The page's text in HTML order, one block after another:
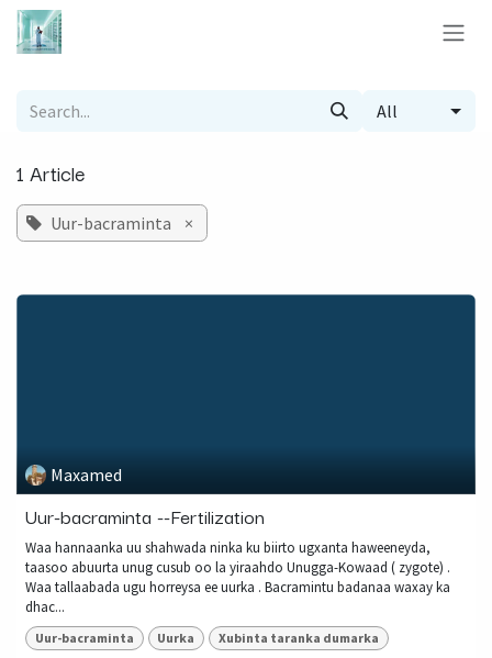
Skip to Content
All
1 Article
Uur-bacraminta ×
Maxamed
Uur-bacraminta --Fertilization
Waa hannaanka uu shahwada ninka ku biirto ugxanta haweeneyda,
taasoo abuurta unug cusub oo la yiraahdo Unugga-Kowaad ( zygote) .
Waa tallaabada ugu horreysa ee uurka . Bacramintu badanaa waxay ka
dhac...
Uur-bacraminta Uurka Xubinta taranka dumarka